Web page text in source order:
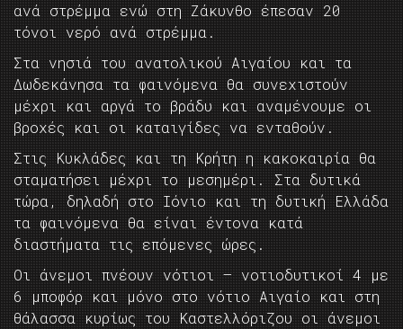
ανά στρέμμα ενώ στη Ζάκυνθο έπεσαν 20
τόνοι νερό ανά στρέμμα.
Στα νησιά του ανατολικού Αιγαίου και τα
Δωδεκάνησα τα φαινόμενα θα συνεχιστούν
μέχρι και αργά το βράδυ και αναμένουμε οι
βροχές και οι καταιγίδες να ενταθούν.
Στις Κυκλάδες και τη Κρήτη η κακοκαιρία θα
σταματήσει μέχρι το μεσημέρι. Στα δυτικά
τώρα, δηλαδή στο Ιόνιο και τη δυτική Ελλάδα
τα φαινόμενα θα είναι έντονα κατά
διαστήματα τις επόμενες ώρες.
Οι άνεμοι πνέουν νότιοι – νοτιοδυτικοί 4 με
6 μποφόρ και μόνο στο νότιο Αιγαίο και στη
θάλασσα κυρίως του Καστελλόριζου οι άνεμοι